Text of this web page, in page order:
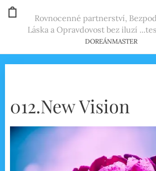
Rovnocenné partnerství,
Láska a Opravdovost bez iluzí
DOREÁNMASTER
012.New Vision